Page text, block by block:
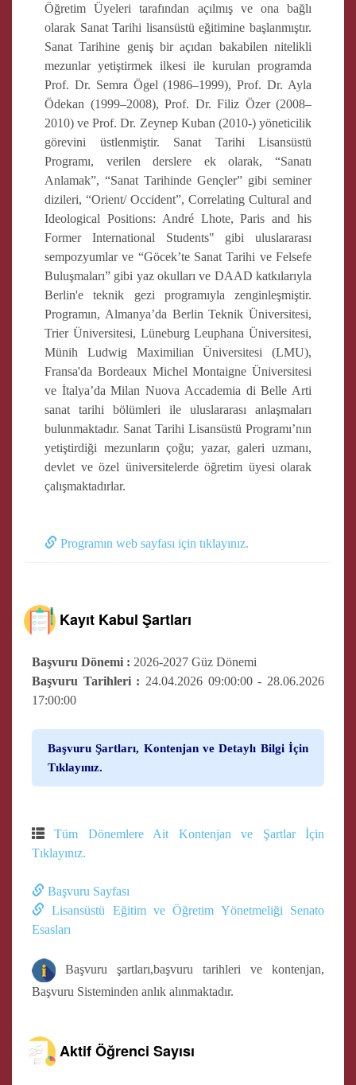
Öğretim Üyeleri tarafından açılmış ve ona bağlı
olarak Sanat Tarihi lisansüstü eğitimine başlanmıştır.
Sanat Tarihine geniş bir açıdan bakabilen nitelikli
mezunlar yetiştirmek ilkesi ile kurulan programda
Prof. Dr. Semra Ögel (1986–1999), Prof. Dr. Ayla
Ödekan (1999–2008), Prof. Dr. Filiz Özer (2008–
2010) ve Prof. Dr. Zeynep Kuban (2010-) yöneticilik
görevini üstlenmiştir. Sanat Tarihi Lisansüstü
Programı, verilen derslere ek olarak, “Sanatı
Anlamak”, “Sanat Tarihinde Gençler” gibi seminer
dizileri, “Orient/ Occident”, Correlating Cultural and
Ideological Positions: André Lhote, Paris and his
Former International Students" gibi uluslararası
sempozyumlar ve “Göcek’te Sanat Tarihi ve Felsefe
Buluşmaları” gibi yaz okulları ve DAAD katkılarıyla
Berlin'e teknik gezi programıyla zenginleşmiştir.
Programın, Almanya’da Berlin Teknik Üniversitesi,
Trier Üniversitesi, Lüneburg Leuphana Üniversitesi,
Münih Ludwig Maximilian Üniversitesi (LMU),
Fransa'da Bordeaux Michel Montaigne Üniversitesi
ve İtalya’da Milan Nuova Accademia di Belle Arti
sanat tarihi bölümleri ile uluslararası anlaşmaları
bulunmaktadır. Sanat Tarihi Lisansüstü Programı’nın
yetiştirdiği mezunların çoğu; yazar, galeri uzmanı,
devlet ve özel üniversitelerde öğretim üyesi olarak
çalışmaktadırlar.
Programın web sayfası için tıklayınız.
Kayıt Kabul Şartları
Başvuru Dönemi : 2026-2027 Güz Dönemi
Başvuru Tarihleri : 24.04.2026 09:00:00 - 28.06.2026
17:00:00
Başvuru Şartları, Kontenjan ve Detaylı Bilgi İçin
Tıklayınız.
Tüm Dönemlere Ait Kontenjan ve Şartlar İçin
Tıklayınız.
Başvuru Sayfası
Lisansüstü Eğitim ve Öğretim Yönetmeliği Senato
Esasları
Başvuru şartları,başvuru tarihleri ve kontenjan,
Başvuru Sisteminden anlık alınmaktadır.
Aktif Öğrenci Sayısı